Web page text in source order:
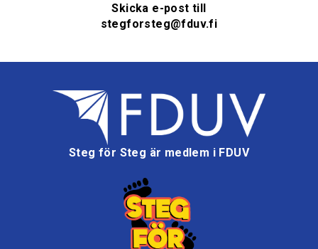
Skicka e-post till
stegforsteg@fduv.fi
Steg för Steg är medlem i FDUV